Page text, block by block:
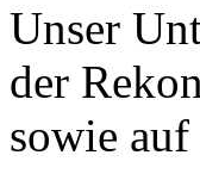
Unser
der
sowie